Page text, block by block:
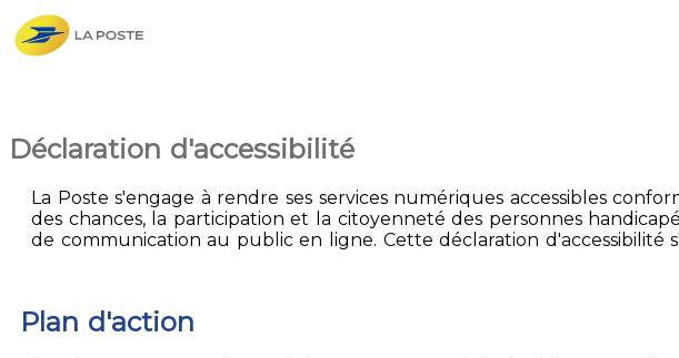
Déclaration d'accessibilité
La Poste s'engage à rendre ses services numériques accessibles
des chances, la participation et la citoyenneté des personnes
de communication au public en ligne. Cette déclaration d'accessibilité
Plan d'action